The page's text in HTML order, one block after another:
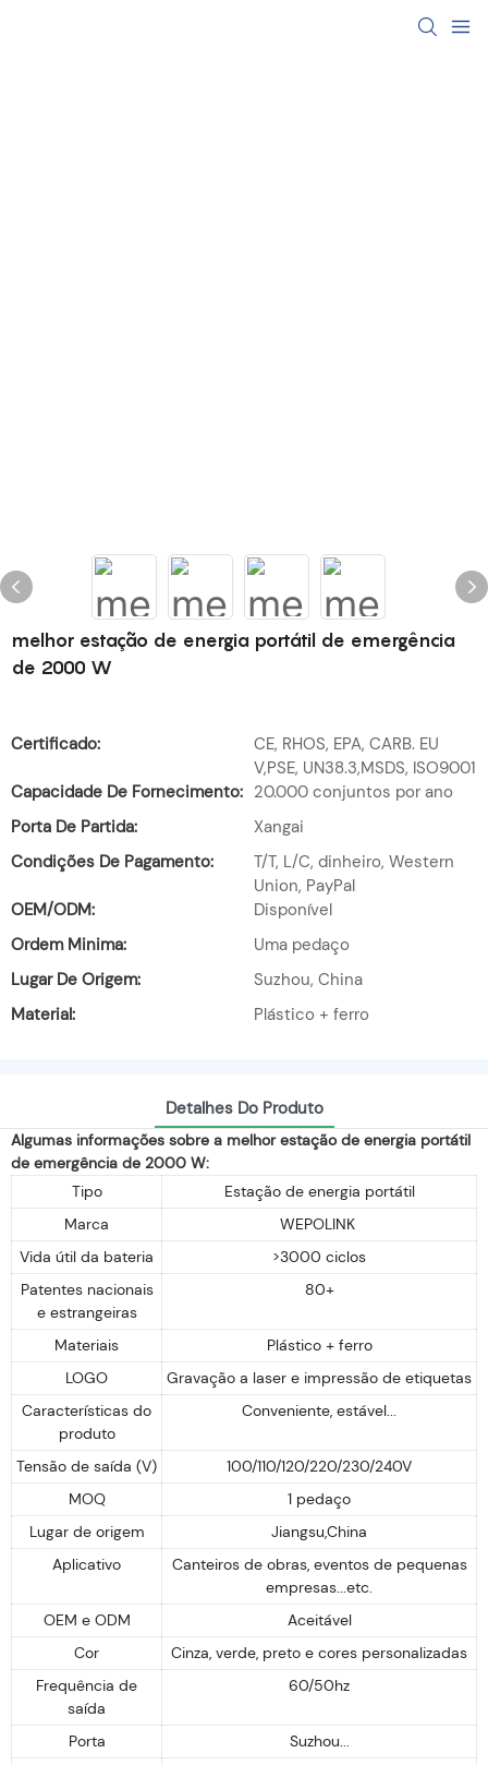
melhor estação de energia portátil de emergência
de 2000 W
Certificado:
CE, RHOS, EPA, CARB. EU
V,PSE, UN38.3,MSDS, ISO9001
Capacidade De Fornecimento: 20.000 conjuntos por ano
Porta De Partida:
Xangai
Condições De Pagamento:
T/T, L/C, dinheiro, Western
Union, PayPal
OEM/ODM:
Disponível
Ordem Minima:
Uma pedaço
Lugar De Origem:
Suzhou, China
Material:
Plástico + ferro
Detalhes Do Produto
Algumas informações sobre a melhor estação de energia portátil
de emergência de 2000 W:
Tipo
Estação de energia portátil
Marca
WEPOLINK
Vida útil da bateria
>3000 ciclos
Patentes nacionais
e estrangeiras
80+
Materiais
Plástico + ferro
LOGO
Gravação a laser e impressão de etiquetas
Características do
produto
Conveniente, estável...
Tensão de saída (V)
100/110/120/220/230/240V
MOQ
1 pedaço
Lugar de origem
Jiangsu,China
Aplicativo
Canteiros de obras, eventos de pequenas
empresas...etc.
OEM e ODM
Aceitável
Cor
Cinza, verde, preto e cores personalizadas
Frequência de
saída
60/50hz
Porta
Suzhou...